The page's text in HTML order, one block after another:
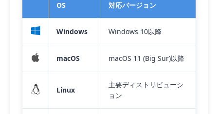
OS 対応バージョン
Windows Windows 10以降
macOS macOS 11 (Big Sur)以降
Linux
主要ディストリビューシ
ョン